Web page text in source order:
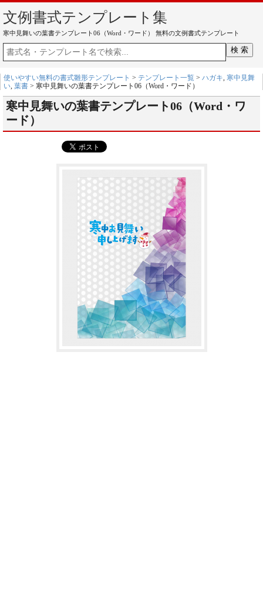
文例書式テンプレート集
寒中見舞いの葉書テンプレート06（Word・ワード） 無料の文例書式テンプレート
使いやすい無料の書式雛形テンプレート > テンプレート一覧 > ハガキ, 寒中見舞
い, 葉書 > 寒中見舞いの葉書テンプレート06（Word・ワード）
寒中見舞いの葉書テンプレート06（Word・ワ
ード）